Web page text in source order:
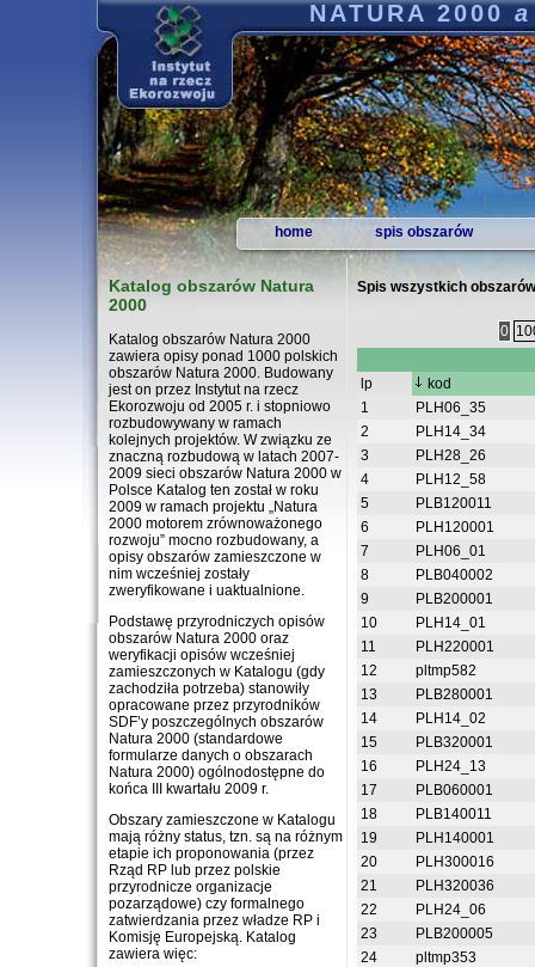
NATURA 2000
home spis obszarów
Katalog obszarów Natura
2000
Katalog obszarów Natura 2000
zawiera opisy ponad 1000 polskich
obszarów Natura 2000. Budowany
jest on przez Instytut na rzecz
Ekorozwoju od 2005 r. i stopniowo
rozbudowywany w ramach
kolejnych projektów. W związku ze
znaczną rozbudową w latach 2007-
2009 sieci obszarów Natura 2000 w
Polsce Katalog ten został w roku
2009 w ramach projektu „Natura
2000 motorem zrównoważonego
rozwoju” mocno rozbudowany, a
opisy obszarów zamieszczone w
nim wcześniej zostały
zweryfikowane i uaktualnione.
Podstawę przyrodniczych opisów
obszarów Natura 2000 oraz
weryfikacji opisów wcześniej
zamieszczonych w Katalogu (gdy
zachodziła potrzeba) stanowiły
opracowane przez przyrodników
SDF’y poszczególnych obszarów
Natura 2000 (standardowe
formularze danych o obszarach
Natura 2000) ogólnodostępne do
końca III kwartału 2009 r.
Obszary zamieszczone w Katalogu
mają różny status, tzn. są na różnym
etapie ich proponowania (przez
Rząd RP lub przez polskie
przyrodnicze organizacje
pozarządowe) czy formalnego
zatwierdzania przez władze RP i
Komisję Europejską. Katalog
zawiera więc:
Spis wszystkich obszarów
0
lp
kod
1
PLH06_35
2
PLH14_34
3
PLH28_26
4
PLH12_58
5
PLB120011
6
PLH120001
7
PLH06_01
8
PLB040002
9
PLB200001
10
PLH14_01
11
PLH220001
12
pltmp582
13
PLB280001
14
PLH14_02
15
PLB320001
16
PLH24_13
17
PLB060001
18
PLB140011
19
PLH140001
20
PLH300016
21
PLH320036
22
PLH24_06
23
PLB200005
24
pltmp353